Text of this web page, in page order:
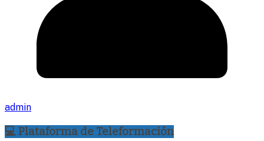
admin
💻 Plataforma de Teleformación